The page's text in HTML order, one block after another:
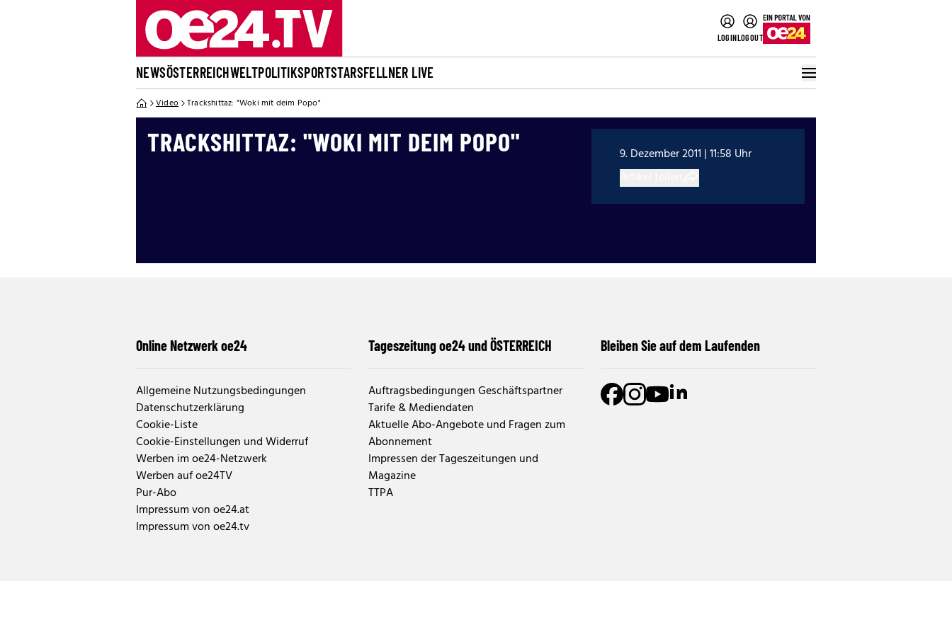
LOGINLOGOUT
NEWSÖSTERREICHWELTPOLITIKSPORTSTARSFELLNER LIVE
Video Trackshittaz: "Woki mit deim Popo"
TRACKSHITTAZ: "WOKI MIT DEIM POPO"
9. Dezember 2011 | 11:58 Uhr
Online Netzwerk oe24
Allgemeine Nutzungsbedingungen
Datenschutzerklärung
Cookie-Liste
Cookie-Einstellungen und Widerruf
Werben im oe24-Netzwerk
Werben auf oe24TV
Pur-Abo
Impressum von oe24.at
Impressum von oe24.tv
Tageszeitung oe24 und ÖSTERREICH
Auftragsbedingungen Geschäftspartner
Tarife & Mediendaten
Aktuelle Abo-Angebote und Fragen zum
Abonnement
Impressen der Tageszeitungen und
Magazine
TTPA
Bleiben Sie auf dem Laufenden